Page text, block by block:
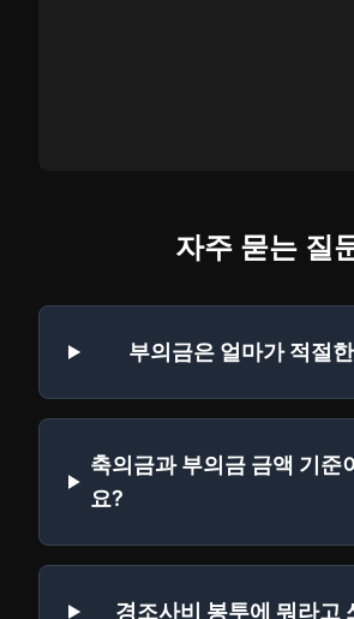
자주 묻는 질
부의금은 얼마가 적절
축의금과 부의금 금액 기준
요?
경조사비 봉투에 뭐라고